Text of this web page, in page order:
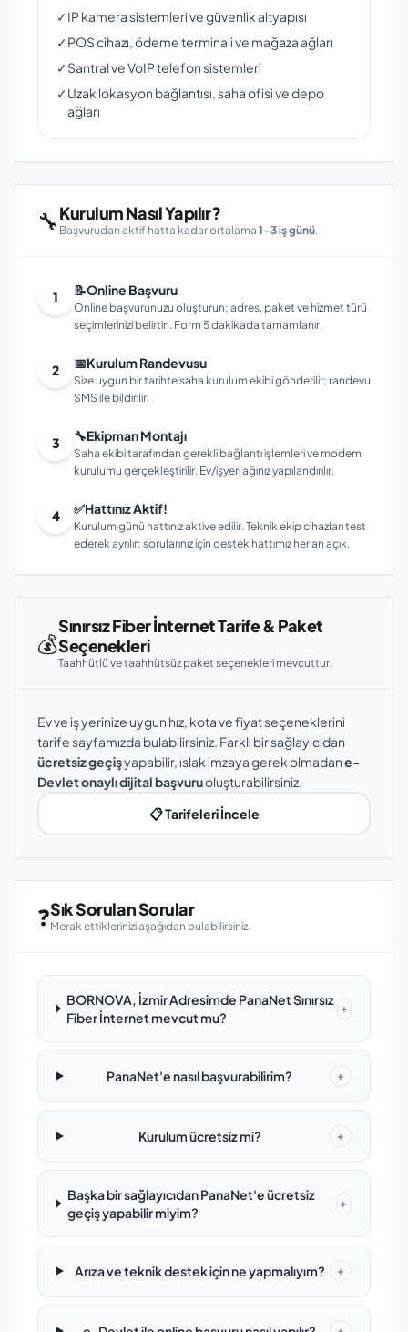
✓IP kamera sistemleri ve güvenlik altyapısı
✓POS cihazı, ödeme terminali ve mağaza ağları
✓Santral ve VoIP telefon sistemleri
✓Uzak lokasyon bağlantısı, saha ofisi ve depo
ağları
🔧Kurulum Nasıl Yapılır?
Başvurudan aktif hatta kadar ortalama 1–3 iş günü.
1 📝Online Başvuru
Online başvurunuzu oluşturun; adres, paket ve hizmet türü
seçimlerinizi belirtin. Form 5 dakikada tamamlanır.
2 📅Kurulum Randevusu
Size uygun bir tarihte saha kurulum ekibi gönderilir; randevu
SMS ile bildirilir.
3 🔧Ekipman Montajı
Saha ekibi tarafından gerekli bağlantı işlemleri ve modem
kurulumu gerçekleştirilir. Ev/işyeri ağınız yapılandırılır.
4 ✅Hattınız Aktif!
Kurulum günü hattınız aktive edilir. Teknik ekip cihazları test
ederek ayrılır; sorularınız için destek hattımız her an açık.
💰
Sınırsız Fiber İnternet Tarife & Paket
Seçenekleri
Taahhütlü ve taahhütsüz paket seçenekleri mevcuttur.
Ev ve iş yerinize uygun hız, kota ve fiyat seçeneklerini
tarife sayfamızda bulabilirsiniz. Farklı bir sağlayıcıdan
ücretsiz geçişyapabilir, ıslak imzaya gerek olmadane-
Devlet onaylı dijital başvuruoluşturabilirsiniz.
📋 Tarifeleri İncele
❓Sık Sorulan Sorular
Merak ettiklerinizi aşağıdan bulabilirsiniz.
BORNOVA, İzmir Adresimde PanaNet Sınırsız
Fiber İnternet mevcut mu?
+
PanaNet'e nasıl başvurabilirim? +
Kurulum ücretsiz mi? +
Başka bir sağlayıcıdan PanaNet'e ücretsiz
geçiş yapabilir miyim?
+
Arıza ve teknik destek için ne yapmalıyım? +